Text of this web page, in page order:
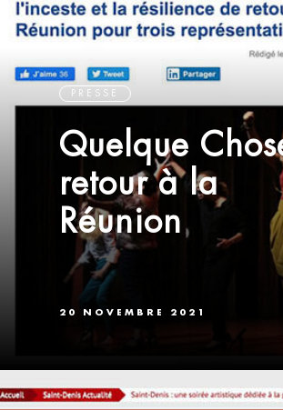
PRESSE
Quelque
retour à la
Réunion
20 NOVEMBRE 2021